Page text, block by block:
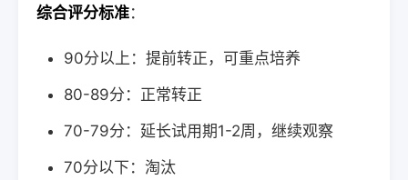
综合评分标准：
90分以上：提前转正，可重点培养
80-89分：正常转正
70-79分：延长试用期1-2周，继续观察
70分以下：淘汰